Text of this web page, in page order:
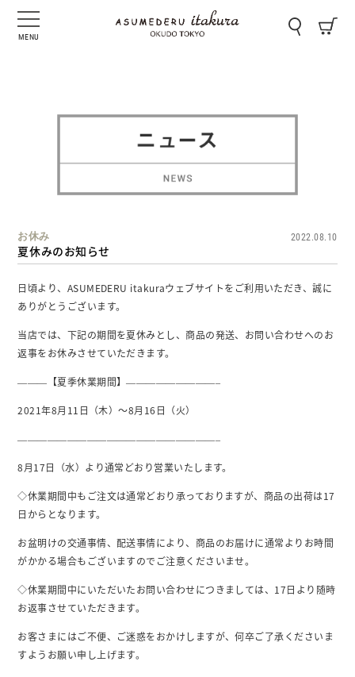
MENU
お休み
夏休みのお知らせ
2022.08.10
日頃より、ASUMEDERU itakuraウェブサイトをご利用いただき、誠に
ありがとうございます。
当店では、下記の期間を夏休みとし、商品の発送、お問い合わせへのお
返事をお休みさせていただきます。
———【夏季休業期間】—————————–
2021年8月11日（木）～8月16日（火）
————————————————————–
8月17日（水）より通常どおり営業いたします。
◇休業期間中もご注文は通常どおり承っておりますが、商品の出荷は17
日からとなります。
お盆明けの交通事情、配送事情により、商品のお届けに通常よりお時間
がかかる場合もございますのでご注意くださいませ。
◇休業期間中にいただいたお問い合わせにつきましては、17日より随時
お返事させていただきます。
お客さまにはご不便、ご迷惑をおかけしますが、何卒ご了承くださいま
すようお願い申し上げます。